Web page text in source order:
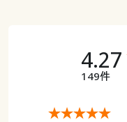
4.27
149件